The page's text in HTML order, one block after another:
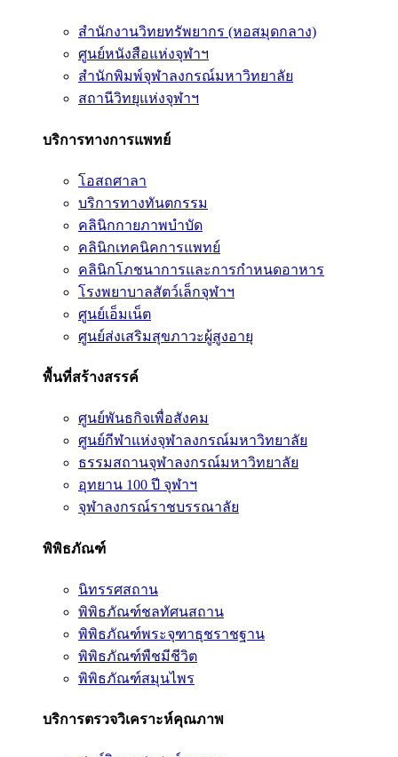
สำนักงานวิทยทรัพยากร (หอสมุดกลาง)
ศูนย์หนังสือแห่งจุฬาฯ
สำนักพิมพ์จุฬาลงกรณ์มหาวิทยาลัย
สถานีวิทยุแห่งจุฬาฯ
บริการทางการแพทย์
โอสถศาลา
บริการทางทันตกรรม
คลินิกกายภาพบำบัด
คลินิกเทคนิคการแพทย์
คลินิกโภชนาการและการกำหนดอาหาร
โรงพยาบาลสัตว์เล็กจุฬาฯ
ศูนย์เอ็มเน็ต
ศูนย์ส่งเสริมสุขภาวะผู้สูงอายุ
พื้นที่สร้างสรรค์
ศูนย์พันธกิจเพื่อสังคม
ศูนย์กีฬาแห่งจุฬาลงกรณ์มหาวิทยาลัย
ธรรมสถานจุฬาลงกรณ์มหาวิทยาลัย
อุทยาน 100 ปี จุฬาฯ
จุฬาลงกรณ์ราชบรรณาลัย
พิพิธภัณฑ์
นิทรรศสถาน
พิพิธภัณฑ์ชลทัศนสถาน
พิพิธภัณฑ์พระจุฑาธุชราชฐาน
พิพิธภัณฑ์พืชมีชีวิต
พิพิธภัณฑ์สมุนไพร
บริการตรวจวิเคราะห์คุณภาพ